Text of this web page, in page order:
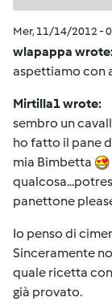
Mer, 11/14/2012 -
wlapappa
aspettiamo con
Mirtilla1 wrote:
sembro un
ho fatto il pane
mia Bimbetta
panettone
Io penso di
Sinceramente
quale ricetta
già provato.